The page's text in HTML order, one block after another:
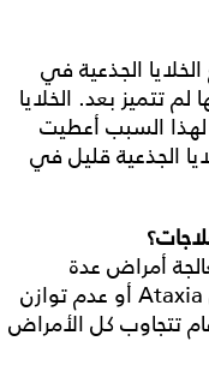
الجذعية في
تتميز بعد. الخلايا
السبب أعطيت
الجذعية قليل في
أمراض عدة
كالباركنسون والتصلّب اللويحي ومرض Ataxia أو عدم توازن
تتجاوب كل الأمراض